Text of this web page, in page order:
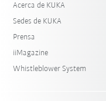
Acerca de KUKA
Sedes de KUKA
Prensa
iiMagazine
Whistleblower System